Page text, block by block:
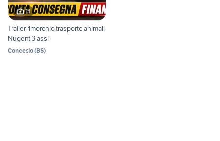
18
Trailer rimorchio trasporto animali
Nugent 3 assi
Concesio(BS)